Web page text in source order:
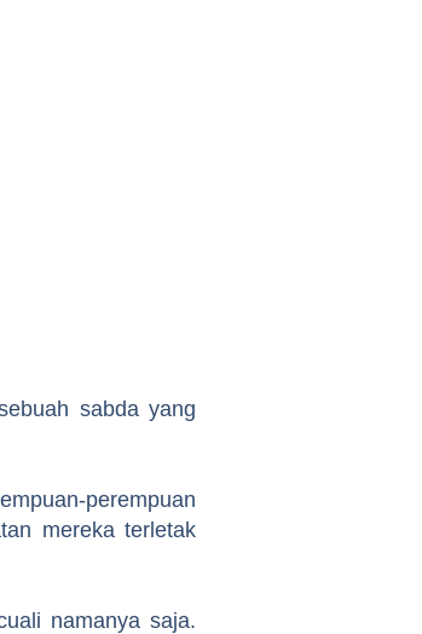
sabda yang
perempuan
mereka terletak
namanya saja.